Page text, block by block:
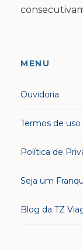
MENU
Ouvidoria
Termos de
Política de
Seja um
Blog da TZ